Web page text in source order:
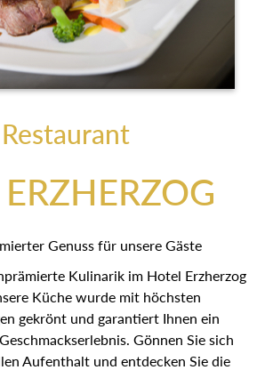
Restaurant
Genuss für unsere Gäste
Kulinarik im Hotel Erzherzog
Küche wurde mit höchsten
gekrönt und garantiert Ihnen ein
Gönnen Sie sich
Aufenthalt und entdecken Sie die